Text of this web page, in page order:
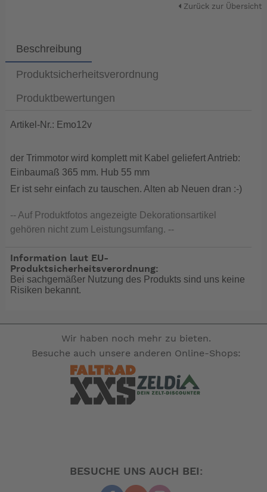
Zurück zur Übersicht
Beschreibung
Produktsicherheitsverordnung
Produktbewertungen
Artikel-Nr.: Emo12v
der Trimmotor wird komplett mit Kabel geliefert Antrieb:
Einbaumaß 365 mm. Hub 55 mm
Er ist sehr einfach zu tauschen. Alten ab Neuen dran :-)
-- Auf Produktfotos angezeigte Dekorationsartikel
gehören nicht zum Leistungsumfang. --
Information laut EU-
Produktsicherheitsverordnung:
Bei sachgemäßer Nutzung des Produkts sind uns keine
Risiken bekannt.
Wir haben noch mehr zu bieten.
Besuche auch unsere anderen Online-Shops:
BESUCHE UNS AUCH BEI: